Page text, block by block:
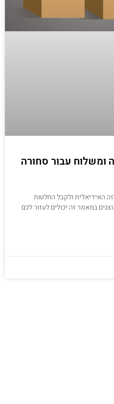
ומשלוח עבור סחורה
האידיאלית ולקבל החלטות
במאמר זה יכולים לעזור לכם